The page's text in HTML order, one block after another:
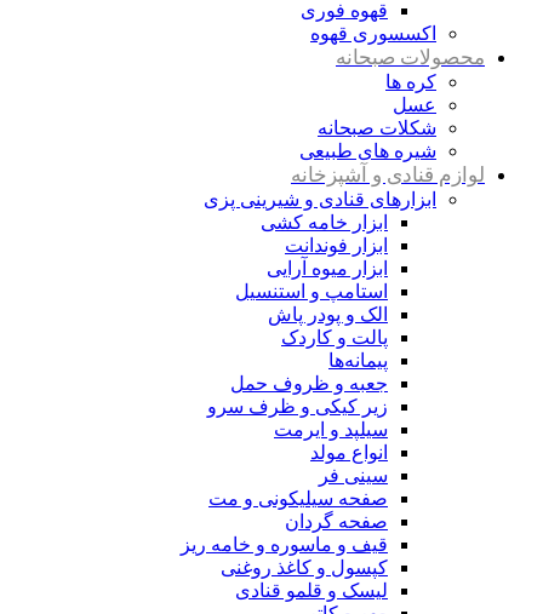
قهوه فوری
اکسسوری قهوه
محصولات صبحانه
کره ها
عسل
شکلات صبحانه
شیره های طبیعی
لوازم قنادی و آشپزخانه
ابزارهای قنادی و شیرینی پزی
ابزار خامه کشی
ابزار فوندانت
ابزار میوه آرایی
استامپ و استنسیل
الک و پودر پاش
پالت و کاردک
پیمانه‌ها
جعبه و ظروف حمل
زیر کیکی و ظرف سرو
سیلپد و ایرمت
انواع مولد
سینی فر
صفحه سیلیکونی و مت
صفحه گردان
قیف و ماسوره و خامه ریز
کپسول و کاغذ روغنی
لیسک و قلمو قنادی